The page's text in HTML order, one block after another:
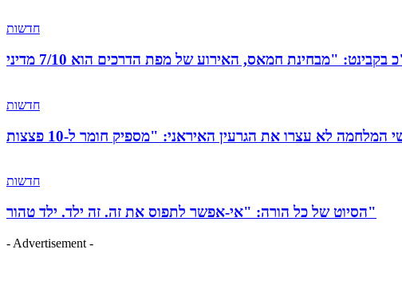
חדשות
חדשות
חדשות
הסיוט של כל הורה: "אי-אפשר לתפוס את זה. זה ילד. ילד טהור"
- Advertisement -